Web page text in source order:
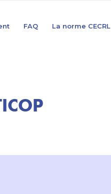
FAQ La norme CECRL